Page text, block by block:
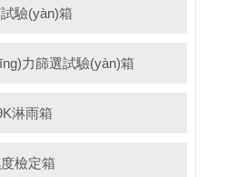
驗(yàn)箱
力篩選試驗(yàn)箱
淋雨箱
檢定箱